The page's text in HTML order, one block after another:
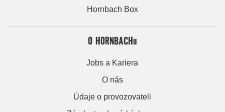
Hornbach Box
O HORNBACHu
Jobs a Kariera
O nás
Údaje o provozovateli